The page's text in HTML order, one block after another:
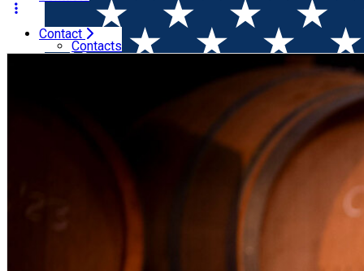
Contact
Contacts
Home Wine Trip Sâmbăta la Cramă - Villa Vinea (Mica,